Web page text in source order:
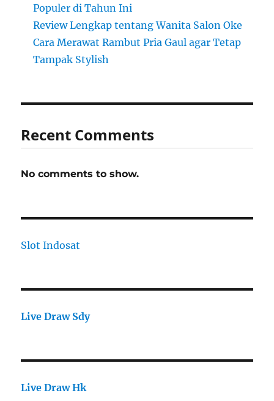
Populer di Tahun Ini
Review Lengkap tentang Wanita Salon Oke
Cara Merawat Rambut Pria Gaul agar Tetap
Tampak Stylish
Recent Comments
No comments to show.
Slot Indosat
Live Draw Sdy
Live Draw Hk